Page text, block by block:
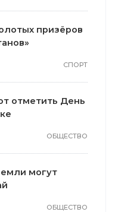
призёров
СПОРТ
отметить День
ОБЩЕСТВО
могут
ОБЩЕСТВО